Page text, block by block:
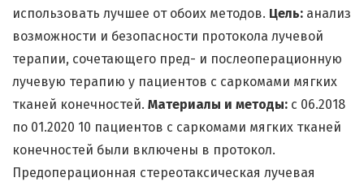
использовать лучшее от обоих методов. Цель: анализ
возможности и безопасности протокола лучевой
терапии, сочетающего пред- и послеоперационную
лучевую терапию у пациентов с саркомами мягких
тканей конечностей. Материалы и методы: с 06.2018
по 01.2020 10 пациентов с саркомами мягких тканей
конечностей были включены в протокол.
Предоперационная стереотаксическая лучевая